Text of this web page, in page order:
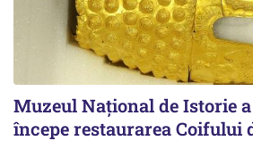
Muzeul Național de Istorie
începe restaurarea Coifului